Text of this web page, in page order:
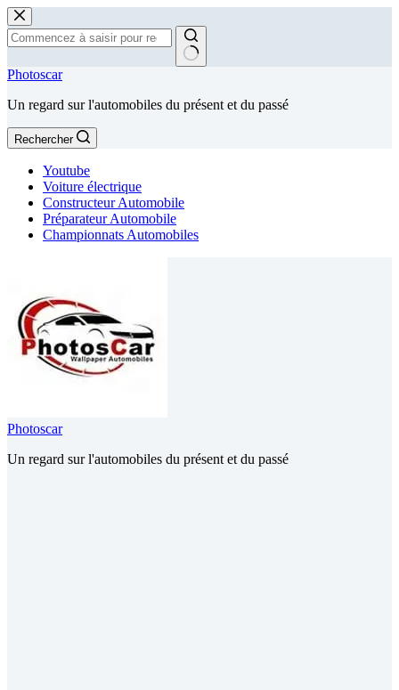
Passer
au
contenu
Aucun
Photoscar
Un regard sur l'automobiles du présent et du passé
Rechercher
Youtube
Voiture électrique
Constructeur Automobile
Préparateur Automobile
Championnats Automobiles
Photoscar
Un regard sur l'automobiles du présent et du passé